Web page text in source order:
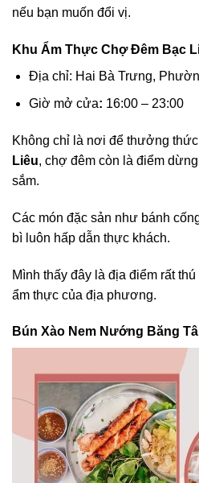
nếu bạn muốn đổi vị.
Khu Ẩm Thực Chợ Đêm Bạc
Địa chỉ: Hai Bà Trưng,
Giờ mở cửa: 16:00 – 23:00
Không chỉ là nơi để thưởng thức
Liêu, chợ đêm còn là điểm
sắm.
Các món đặc sản như bánh
bì luôn hấp dẫn thực khách.
Mình thấy đây là địa điểm rất
ẩm thực của địa phương.
Bún Xào Nem Nướng Băng